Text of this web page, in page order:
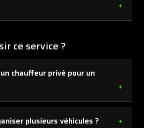
du mariage.
ce service ?
chauffeur privé pour un
sur une journée où chaque détail
plusieurs véhicules ?